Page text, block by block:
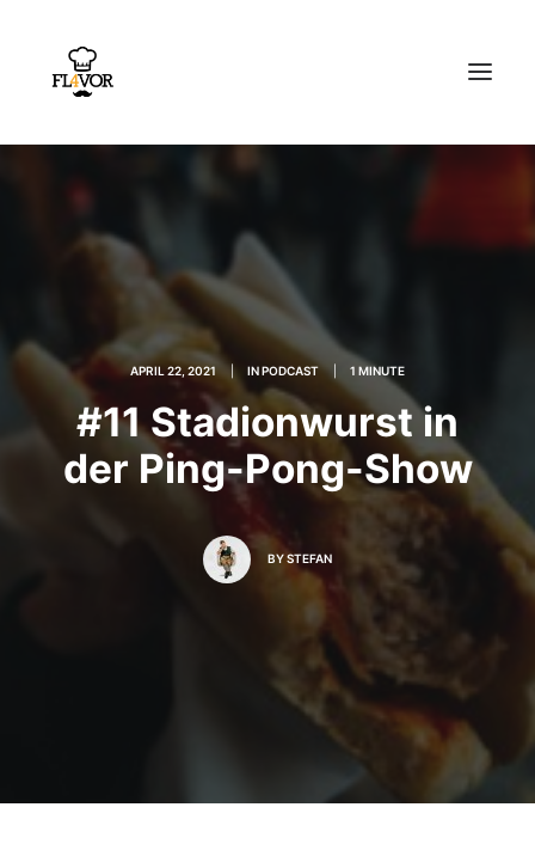
HOME
PODCAST
REZEPTE
EMPFEHLUNGEN
ÜBER UNS
Search
APRIL 22, 2021 INPODCAST 1 MINUTE
#11 Stadionwurst in
der Ping-Pong-Show
BYSTEFAN